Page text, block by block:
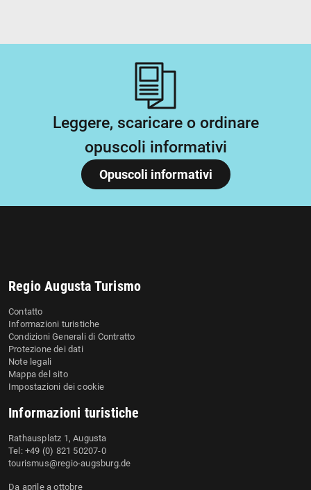
Leggere, scaricare o ordinare
opuscoli informativi
Opuscoli informativi
Regio Augusta Turismo
Contatto
Informazioni turistiche
Condizioni Generali di Contratto
Protezione dei dati
Note legali
Mappa del sito
Impostazioni dei cookie
Informazioni turistiche
Rathausplatz 1, Augusta
Tel: +49 (0) 821 50207-0
tourismus@regio-augsburg.de
Da aprile a ottobre